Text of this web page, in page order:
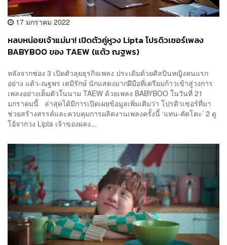
17 มกราคม 2022
หลบหน่อยเจ้าแม่มา! เปิดตัวคู่หูวง Lipta โปรดิวเซอร์เพลง
BABYBOO ของ TAEW (แต้ว ณฐพร)
หลังจากช่อง 3 เปิดตัวลุยธุรกิจเพลง ประเดิมด้วยศิลปินหญิงคนแรก
อย่าง แต้ว-ณฐพร เตมีรักษ์ นักแสดงมากฝีมือที่เตรียมก้าวเข้าสู่วงการ
เพลงอย่างเต็มตัวในนาม TAEW ด้วยเพลง BABYBOO ในวันที่ 21
มกราคมนี้ ล่าสุดได้มีการเปิดเผยข้อมูลเพิ่มเติมว่า โปรดิวเซอร์ที่มา
ช่วยสร้างสรรค์และควบคุมการผลิตงานเพลงครั้งนี้ ‘แทน-คัตโตะ’ 2 ดู
โอ้จากวง Lipta เจ้าของผลง...